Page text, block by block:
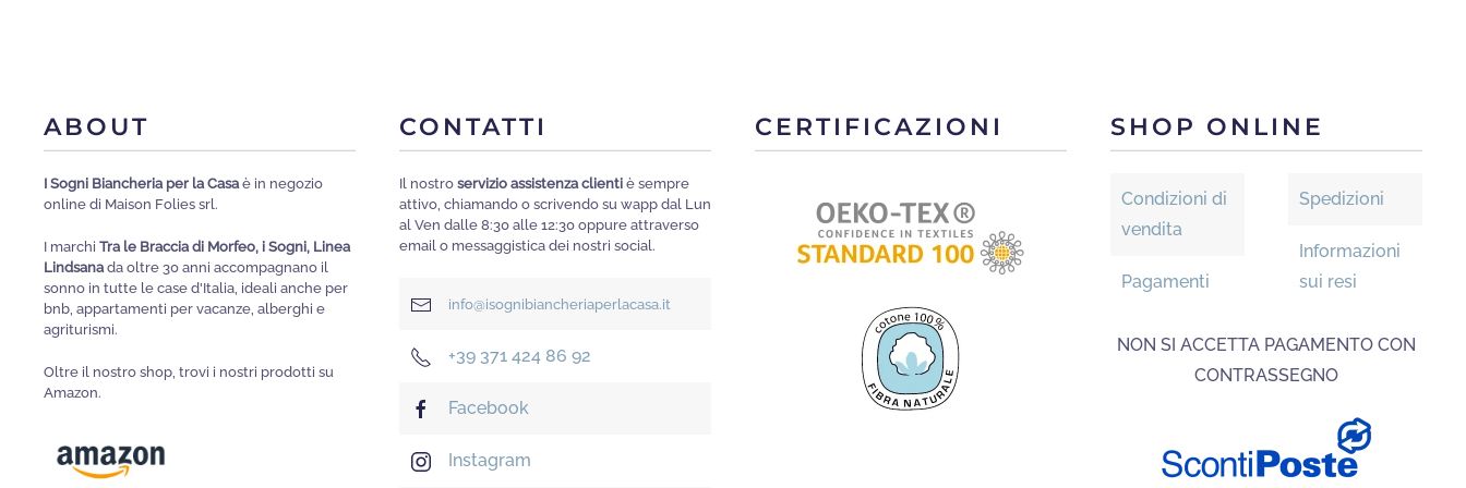
scelte
pagina
del
prodotto
scelte
nella
pagina
prodotto
scelte
pagina
del
prodotto
possono
scelte
pagina
del
ABOUT
I Sogni Biancheria per la Casaè in negozio
online di Maison Folies srl.
I marchi Tra le Braccia di Morfeo, i Sogni, Linea
Lindsanada oltre 30 anni accompagnano il
sonno in tutte le case d'Italia, ideali anche per
bnb, appartamenti per vacanze, alberghi e
agriturismi.
Oltre il nostro shop, trovi i nostri prodotti su
Amazon.
CONTATTI
Il nostro servizio assistenza clienti è sempre
attivo, chiamando o scrivendo su wapp dal Lun
al Ven dalle 8:30 alle 12:30 oppure attraverso
email o messaggistica dei nostri social.
info@isognibiancheriaperlacasa.it
+39 371 424 86 92
Facebook
Instagram
CERTIFICAZIONI SHOP ONLINE
Condizioni di
vendita
Pagamenti
Spedizioni
Informazioni
sui resi
NON SI ACCETTA PAGAMENTO CON
CONTRASSEGNO